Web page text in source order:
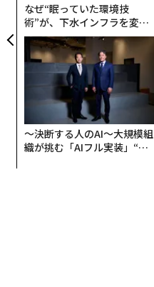
なぜ“眠っていた環境技
術”が、下水インフラを変え
たのか──産総研×月島JFE
アクアソリューションの10年
〜決断する人のAI〜大規模組
織が挑む「AIフル実装」“使